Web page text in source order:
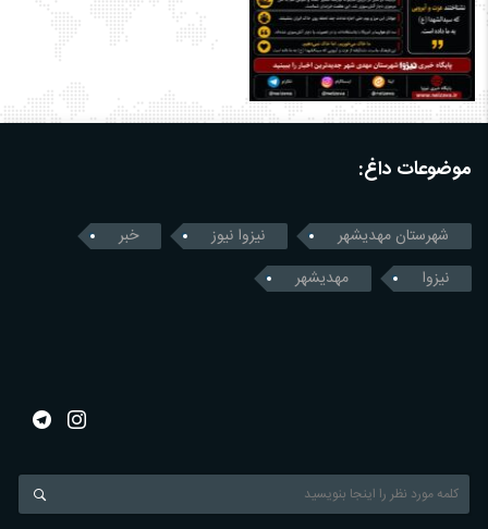
موضوعات داغ:
شهرستان مهدیشهر نیزوا نیوز
خبر
نیزوا
مهدیشهر